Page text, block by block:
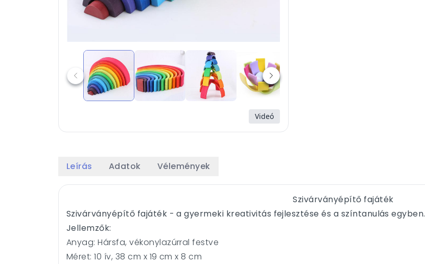
Videó
Leírás Adatok Vélemények
Szivárványépítő fajáték
Szivárványépítő fajáték - a gyermeki kreativitás fejlesztése és a színtanulás egyben.
Jellemzők:
Anyag: Hársfa, vékonylazúrral festve
Méret: 10 ív, 38 cm x 19 cm x 8 cm